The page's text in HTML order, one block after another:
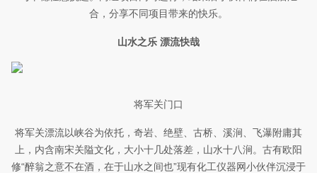
合，分享不同项目带来的快乐。
山水之乐 漂流快哉
将军关门口
将军关漂流以峡谷为依托，奇岩、绝壁、古桥、溪涧、飞瀑附庸其
上，内含南宋关隘文化，大小十几处落差，山水十八涧。古有欧阳
修“醉翁之意不在酒，在于山水之间也”现有化工仪器网小伙伴沉浸于